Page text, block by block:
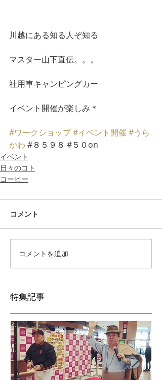
川越にある知る人ぞ知る
マスター山下直伝。。。
社用車キャンピングカー
イベント開催が楽しみ＊
#ワークショップ#イベント開催 #うら
かわ #８５９８ #５０on
イベント
日々のコト
コーヒー
コメント
コメントを追加…
特集記事